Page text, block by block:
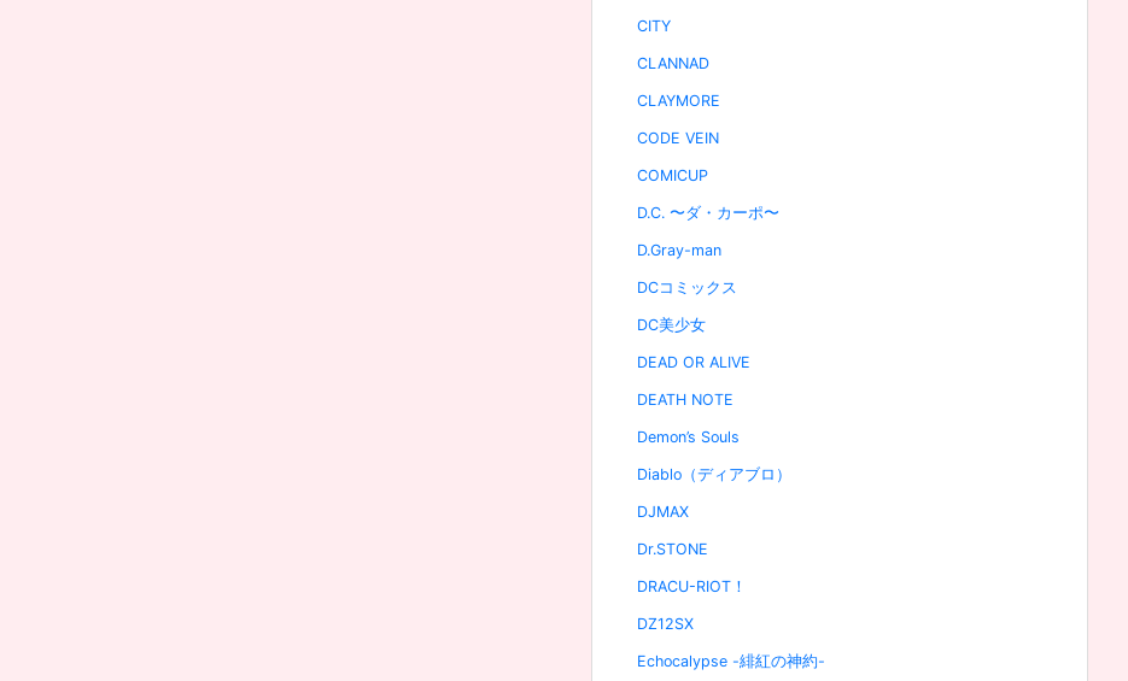
CITY
CLANNAD
CLAYMORE
CODE VEIN
COMICUP
D.C. 〜ダ・カーポ〜
D.Gray-man
DCコミックス
DC美少女
DEAD OR ALIVE
DEATH NOTE
Demon’s Souls
Diablo（ディアブロ）
DJMAX
Dr.STONE
DRACU-RIOT！
DZ12SX
Echocalypse -緋紅の神約-